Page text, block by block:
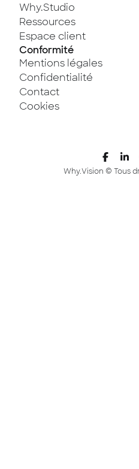
Why.Studio
Ressources
Espace client
Conformité
Mentions légales
Confidentialité
Contact
Cookies
Why.Vision © Tous